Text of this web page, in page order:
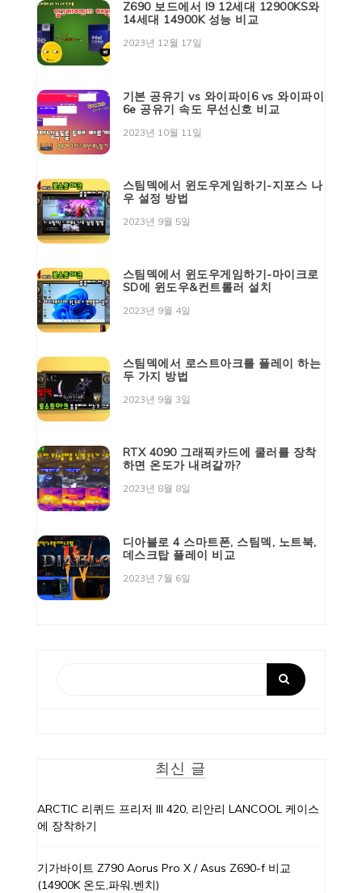
Z690 보드에서 I9 12세대 12900KS와
14세대 14900K 성능 비교
2023년 12월 17일
기본 공유기 vs 와이파이6 vs 와이파이
6e 공유기 속도 무선신호 비교
2023년 10월 11일
스팀덱에서 윈도우게임하기-지포스 나
우 설정 방법
2023년 9월 5일
스팀덱에서 윈도우게임하기-마이크로
SD에 윈도우&컨트롤러 설치
2023년 9월 4일
스팀덱에서 로스트아크를 플레이 하는
두 가지 방법
2023년 9월 3일
RTX 4090 그래픽카드에 쿨러를 장착
하면 온도가 내려갈까?
2023년 8월 8일
디아블로 4 스마트폰, 스팀덱, 노트북,
데스크탑 플레이 비교
2023년 7월 6일
최신 글
ARCTIC 리퀴드 프리저 III 420, 리안리 LANCOOL 케이스
에 장착하기
기가바이트 Z790 Aorus Pro X / Asus Z690-f 비교
(14900K 온도,파워,벤치)